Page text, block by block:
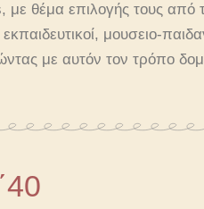
θέμα επιλογής τους από
μουσειο-
με αυτόν τον τρόπο